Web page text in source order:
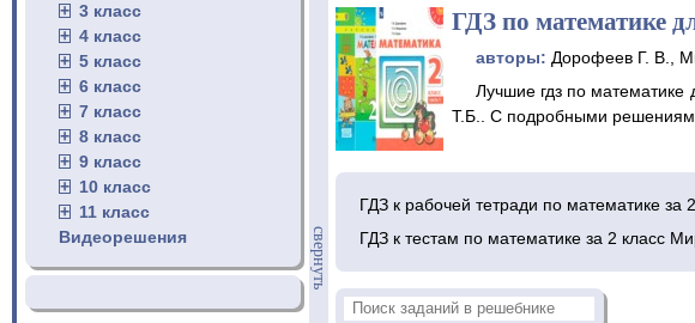
3 класс
4 класс
5 класс
6 класс
7 класс
8 класс
9 класс
10 класс
11 класс
Видеорешения
свернуть
ГДЗ по математике
авторы: Дорофеев Г. В.,
Лучшие гдз по
Т.Б.. С подробными
ГДЗ к рабочей тетради по математике
ГДЗ к тестам по математике за 2 класс